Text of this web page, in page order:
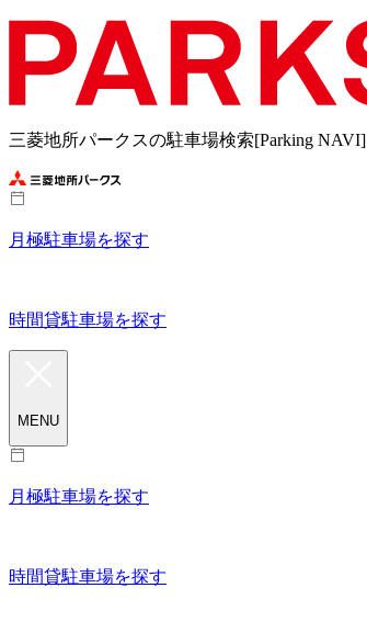
三菱地所パークスの駐車場検索[Parking NAVI]
月極駐車場を探す
時間貸駐車場を探す
MENU
月極駐車場を探す
時間貸駐車場を探す